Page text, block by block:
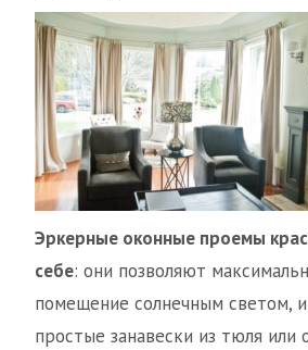
Эркерные оконные проемы
себе: они позволяют
помещение солнечным светом,
простые занавески из тюля или